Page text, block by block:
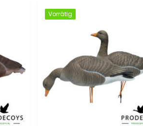
Vorrätig
Vorrätig